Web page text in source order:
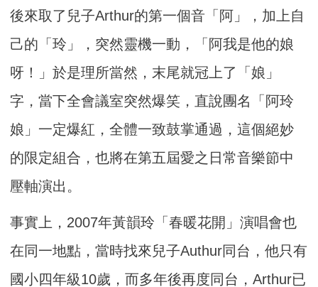
後來取了兒子Arthur的第一個音「阿」，加上自
己的「玲」，突然靈機一動，「阿我是他的娘
呀！」於是理所當然，末尾就冠上了「娘」
字，當下全會議室突然爆笑，直說團名「阿玲
娘」一定爆紅，全體一致鼓掌通過，這個絕妙
的限定組合，也將在第五屆愛之日常音樂節中
壓軸演出。
事實上，2007年黃韻玲「春暖花開」演唱會也
在同一地點，當時找來兒子Authur同台，他只有
國小四年級10歲，而多年後再度同台，Arthur已